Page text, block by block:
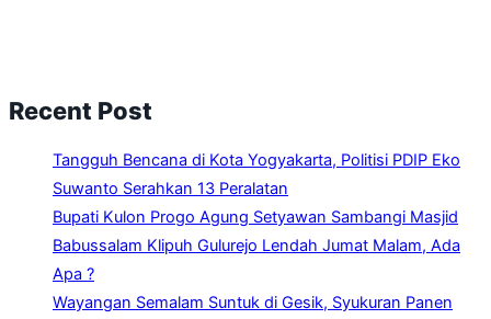
Recent Post
Tangguh Bencana di Kota Yogyakarta, Politisi PDIP Eko
Suwanto Serahkan 13 Peralatan
Bupati Kulon Progo Agung Setyawan Sambangi Masjid
Babussalam Klipuh Gulurejo Lendah Jumat Malam, Ada
Apa ?
Wayangan Semalam Suntuk di Gesik, Syukuran Panen